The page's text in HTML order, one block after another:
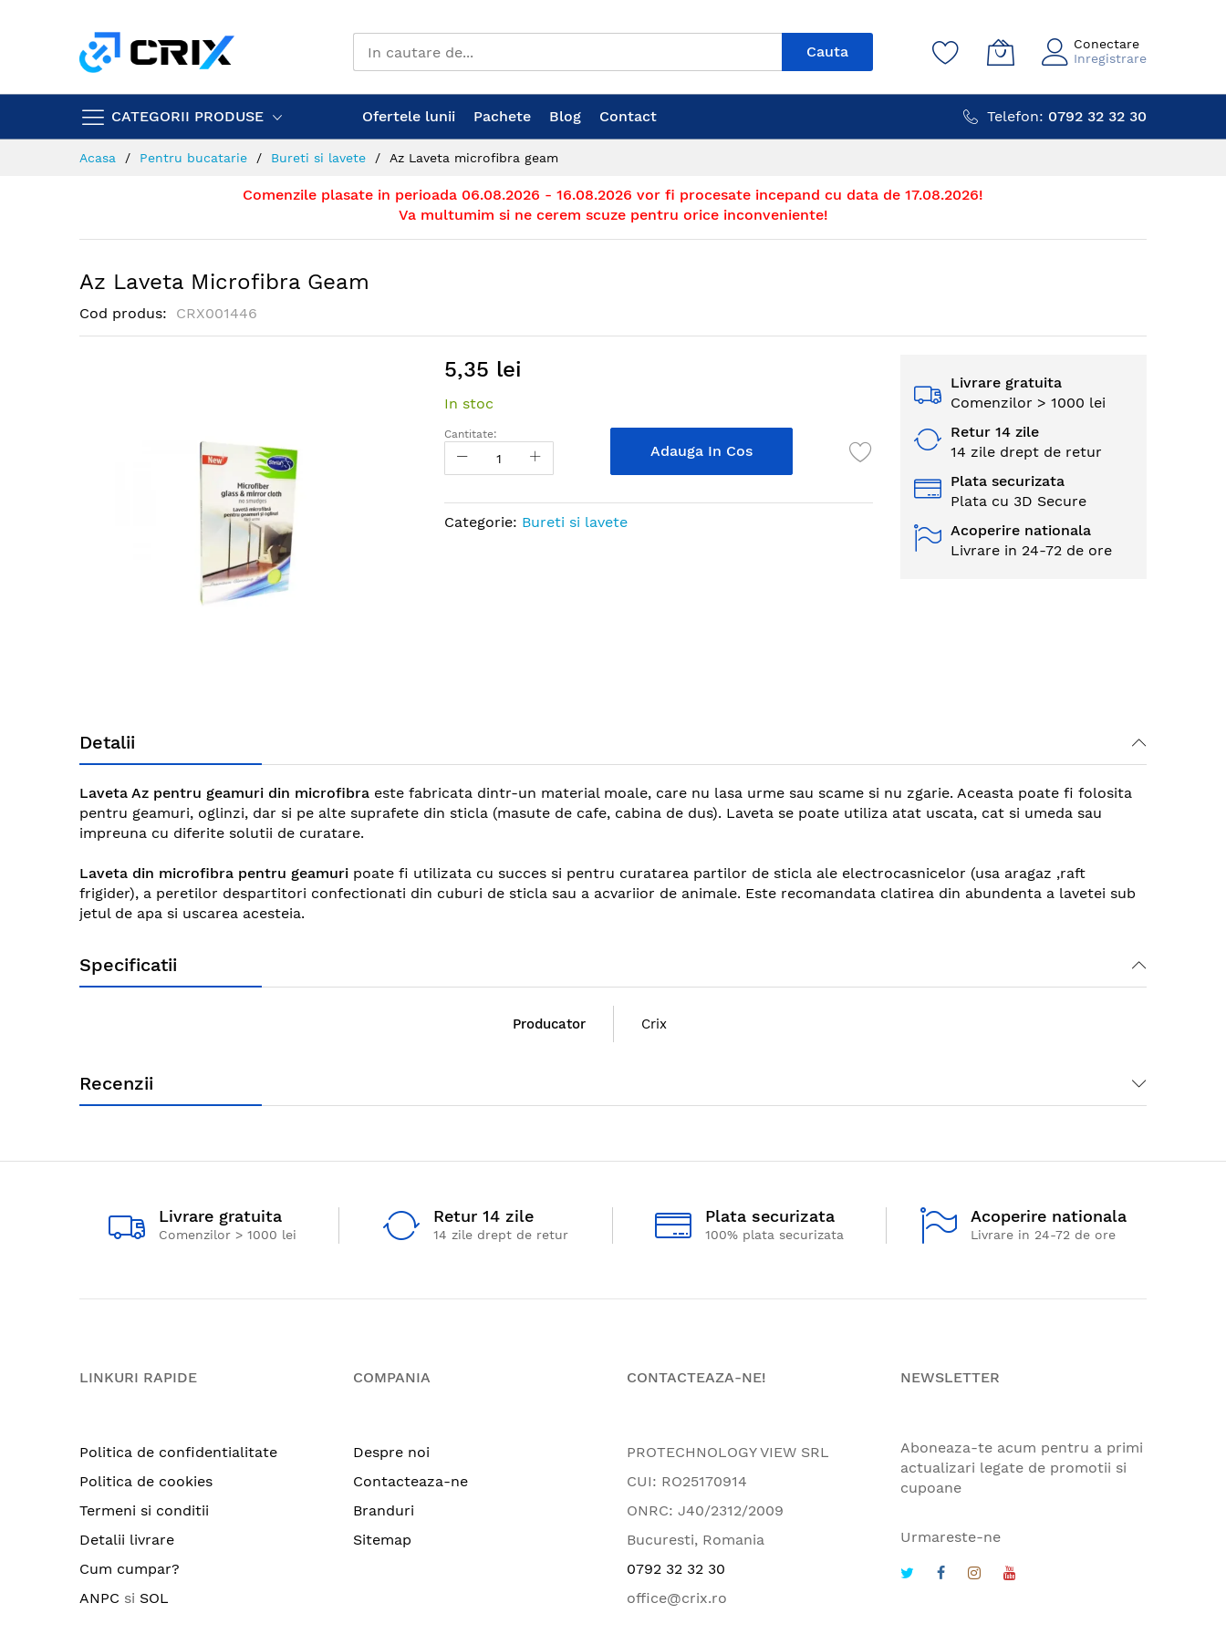
CATEGORII PRODUSE
Cauta
Conectare
Inregistrare
Ofertele lunii Pachete Blog Contact Telefon: 0792 32 32 30
Acasa Pentru bucatarie Bureti si lavete Az Laveta microfibra geam
Comenzile plasate in perioada 06.08.2026 - 16.08.2026 vor fi procesate incepand cu data de 17.08.2026!
Va multumim si ne cerem scuze pentru orice inconveniente!
Az Laveta Microfibra Geam
Cod produs CRX001446
the
beginning
the
images
gallery
5,35 lei
In stoc
Cantitate:
Adauga In Cos
Categorie: Bureti si lavete
Livrare gratuita
Comenzilor > 1000 lei
Retur 14 zile
14 zile drept de retur
Plata securizata
Plata cu 3D Secure
Acoperire nationala
Livrare in 24-72 de ore
Detalii
Laveta Az pentru geamuri din microfibra este fabricata dintr-un material moale, care nu lasa urme sau scame si nu zgarie. Aceasta poate fi folosita
pentru geamuri, oglinzi, dar si pe alte suprafete din sticla (masute de cafe, cabina de dus). Laveta se poate utiliza atat uscata, cat si umeda sau
impreuna cu diferite solutii de curatare.
Laveta din microfibra pentru geamuri poate fi utilizata cu succes si pentru curatarea partilor de sticla ale electrocasnicelor (usa aragaz ,raft
frigider), a peretilor despartitori confectionati din cuburi de sticla sau a acvariior de animale. Este recomandata clatirea din abundenta a lavetei sub
jetul de apa si uscarea acesteia.
Specificatii
Producator Crix
Recenzii
Livrare gratuita
Comenzilor > 1000 lei
Retur 14 zile
14 zile drept de retur
Plata securizata
100% plata securizata
Acoperire nationala
Livrare in 24-72 de ore
LINKURI RAPIDE
Politica de confidentialitate
Politica de cookies
Termeni si conditii
Detalii livrare
Cum cumpar?
ANPC si SOL
COMPANIA
Despre noi
Contacteaza-ne
Branduri
Sitemap
CONTACTEAZA-NE!
PROTECHNOLOGY VIEW SRL
CUI: RO25170914
ONRC: J40/2312/2009
Bucuresti, Romania
0792 32 32 30
office@crix.ro
NEWSLETTER
Aboneaza-te acum pentru a primi
actualizari legate de promotii si
cupoane
Urmareste-ne